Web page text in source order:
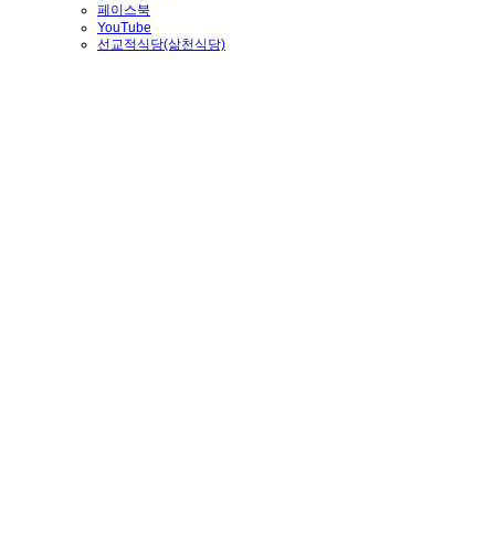
페이스북
YouTube
선교적식당(삶천식당)